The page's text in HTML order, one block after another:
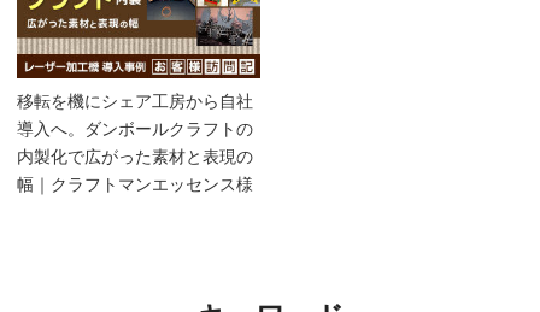
移転を機にシェア工房から自社
導入へ。ダンボールクラフトの
内製化で広がった素材と表現の
幅｜クラフトマンエッセンス様